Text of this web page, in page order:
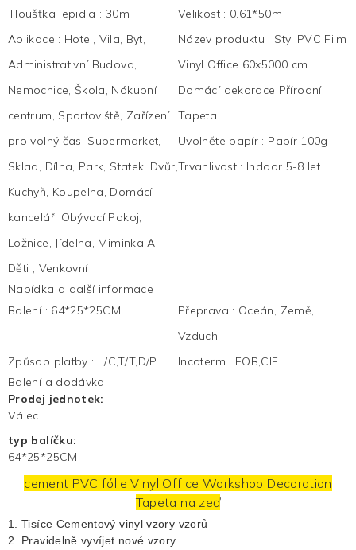
Tloušťka lepidla : 30m Velikost : 0.61*50m
Aplikace : Hotel, Vila, Byt,
Administrativní Budova,
Nemocnice, Škola, Nákupní
centrum, Sportoviště, Zařízení
pro volný čas, Supermarket,
Sklad, Dílna, Park, Statek, Dvůr,
Kuchyň, Koupelna, Domácí
kancelář, Obývací Pokoj,
Ložnice, Jídelna, Miminka A
Děti , Venkovní
Název produktu : Styl PVC Film
Vinyl Office 60x5000 cm
Domácí dekorace Přírodní
Tapeta
Uvolněte papír : Papír 100g
Trvanlivost : Indoor 5-8 let
Nabídka a další informace
Balení : 64*25*25CM Přeprava : Oceán, Země,
Vzduch
Způsob platby : L/C,T/T,D/P Incoterm : FOB,CIF
Balení a dodávka
Prodej jednotek:
Válec
typ balíčku:
64*25*25CM
cement PVC fólie Vinyl Office Workshop Decoration
Tapeta na zeď
1. Tisíce Cementový vinylvzory vzorů
2. Pravidelně vyvíjet nové vzory